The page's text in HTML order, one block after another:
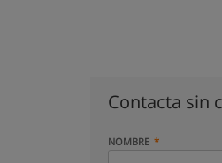
Contacta sin
NOMBRE